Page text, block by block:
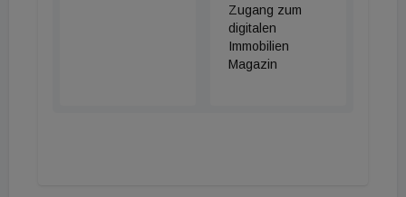
Zugang zum
digitalen
Immobilien
Magazin